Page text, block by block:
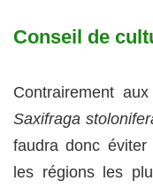
Conseil de
Contrairement
Saxifraga
faudra donc
les régions les